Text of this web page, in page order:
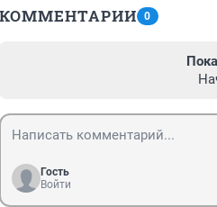
КОММЕНТАРИИ 0
Гость
Войти